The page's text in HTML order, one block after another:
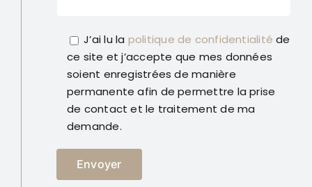
J’ai lu la politique de confidentialité de
ce site et j’accepte que mes données
soient enregistrées de manière
permanente afin de permettre la prise
de contact et le traitement de ma
demande.